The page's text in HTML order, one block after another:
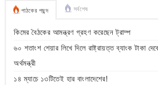
পাঠকের পছন্দ সর্বশেষ
কিমের বৈঠকের আমন্ত্রণ গ্রহণ করেছেন ট্রাম্প
৬০ শতাংশ শেয়ার লিখে দিলে রাষ্ট্রায়ত্ত ব্যাংক টাকা
অর্থমন্ত্রী
১৪ ম্যাচে ১৩টিতেই হার বাংলাদেশের!